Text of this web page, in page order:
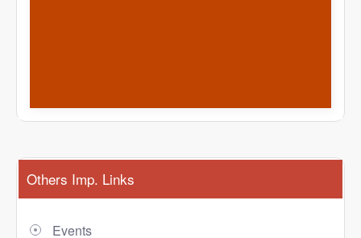
Others Imp. Links
Events